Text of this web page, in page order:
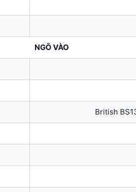
NGÕ VÀO
British